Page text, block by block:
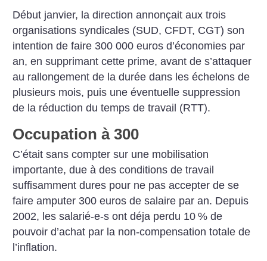
Début janvier, la direction annonçait aux trois
organisations syndicales (SUD, CFDT, CGT) son
intention de faire 300 000 euros d’économies par
an, en supprimant cette prime, avant de s’attaquer
au rallongement de la durée dans les échelons de
plusieurs mois, puis une éventuelle suppression
de la réduction du temps de travail (RTT).
Occupation à 300
C’était sans compter sur une mobilisation
importante, due à des conditions de travail
suffisamment dures pour ne pas accepter de se
faire amputer 300 euros de salaire par an. Depuis
2002, les salarié-e-s ont déja perdu 10 % de
pouvoir d’achat par la non-compensation totale de
l’inflation.